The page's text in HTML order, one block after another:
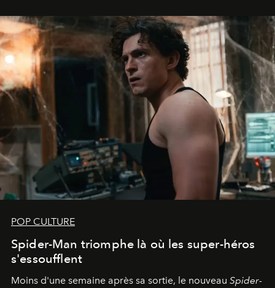
POP CULTURE
Spider-Man triomphe là où les super-héros
s'essoufflent
Moins d'une semaine après sa sortie, le nouveau Spider-